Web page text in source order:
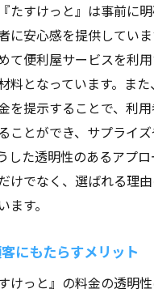
たすけっと』は事前に
に安心感を提供してい
て便利屋サービスを利
料となっています。ま
を提示することで、利
ことができ、サプライ
した透明性のあるアプ
けでなく、選ばれる理
ます。
にもたらすメリット
けっと』の料金の透明